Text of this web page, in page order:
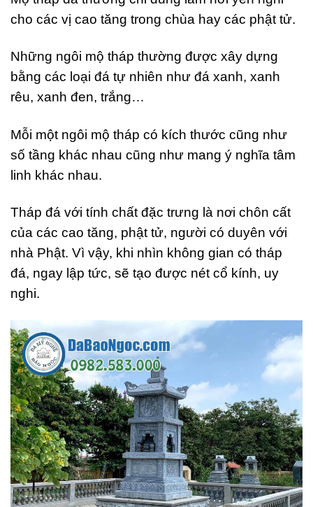
cho các vị cao tăng trong chùa hay các phật tử.
Những ngôi mộ tháp thường được xây dựng
bằng các loại đá tự nhiên như đá xanh, xanh
rêu, xanh đen, trắng…
Mỗi một ngôi mộ tháp có kích thước cũng như
số tầng khác nhau cũng như mang ý nghĩa tâm
linh khác nhau.
Tháp đá với tính chất đặc trưng là nơi chôn cất
của các cao tăng, phật tử, người có duyên với
nhà Phật. Vì vậy, khi nhìn không gian có tháp
đá, ngay lập tức, sẽ tạo được nét cổ kính, uy
nghi.